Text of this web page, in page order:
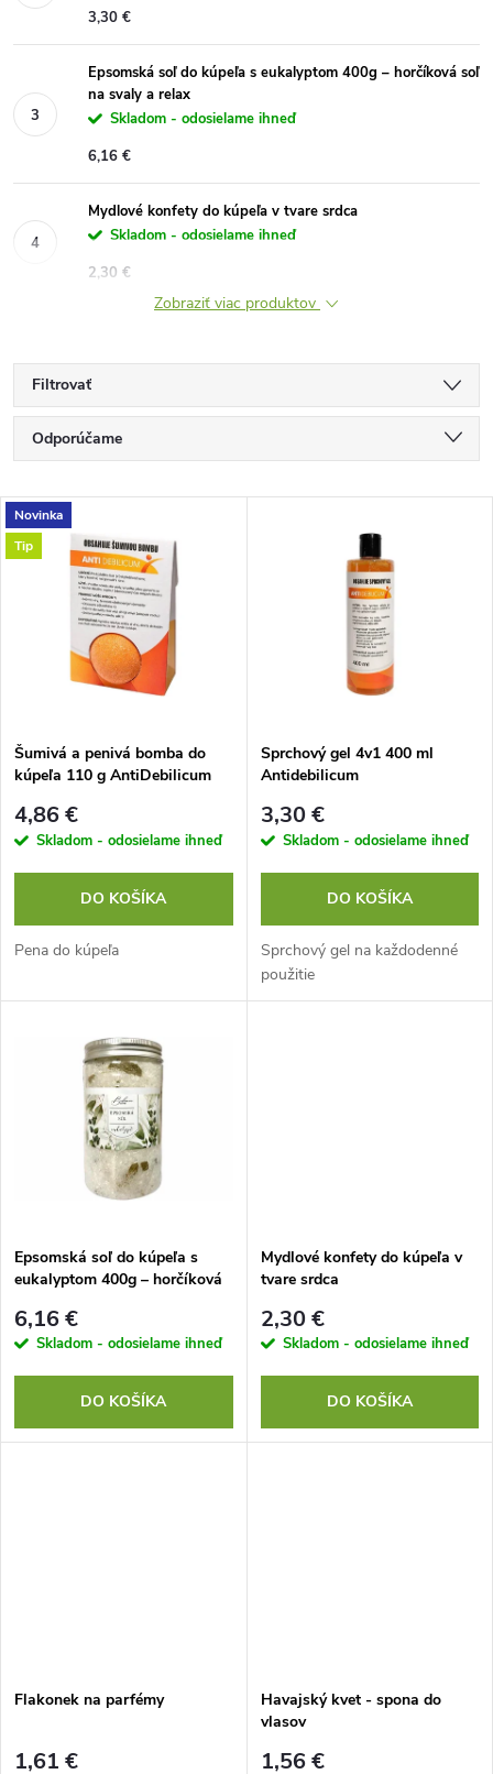
3,30 €
Epsomská soľ do kúpeľa s eukalyptom 400g – horčíková soľ
na svaly a relax
Skladom - odosielame ihneď
6,16 €
Mydlové konfety do kúpeľa v tvare srdca
Skladom - odosielame ihneď
2,30 €
Zobraziť viac produktov
Filtrovať
R
a
d
e
p
r
o
d
v
Odporúčame
Najdrahšie
Najpredávanejšie
Abecedne
V
ý
s
p
r
d
u
v
Novinka
Tip
Šumivá a penivá bomba do
kúpeľa 110 g AntiDebilicum
4,86 €
Skladom - odosielame ihneď
DO KOŠÍKA
Pena do kúpeľa
Sprchový gel 4v1 400 ml
Antidebilicum
3,30 €
Skladom - odosielame ihneď
DO KOŠÍKA
Sprchový gel na každodenné
použitie
Epsomská soľ do kúpeľa s
eukalyptom 400g – horčíková
6,16 €
Skladom - odosielame ihneď
DO KOŠÍKA
Mydlové konfety do kúpeľa v
tvare srdca
2,30 €
Skladom - odosielame ihneď
DO KOŠÍKA
Flakonek na parfémy
1,61 €
Havajský kvet - spona do
vlasov
1,56 €